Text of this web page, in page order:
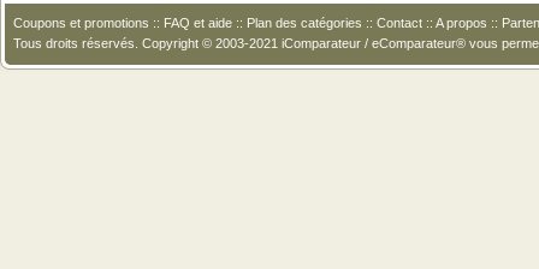
Coupons et promotions :: FAQ et aide :: Plan des catégories :: Contact :: A propos ::
Tous droits réservés. Copyright © 2003-2021 iComparateur / eComparateur® vous